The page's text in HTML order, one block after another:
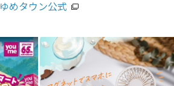
ゆめタウン公式